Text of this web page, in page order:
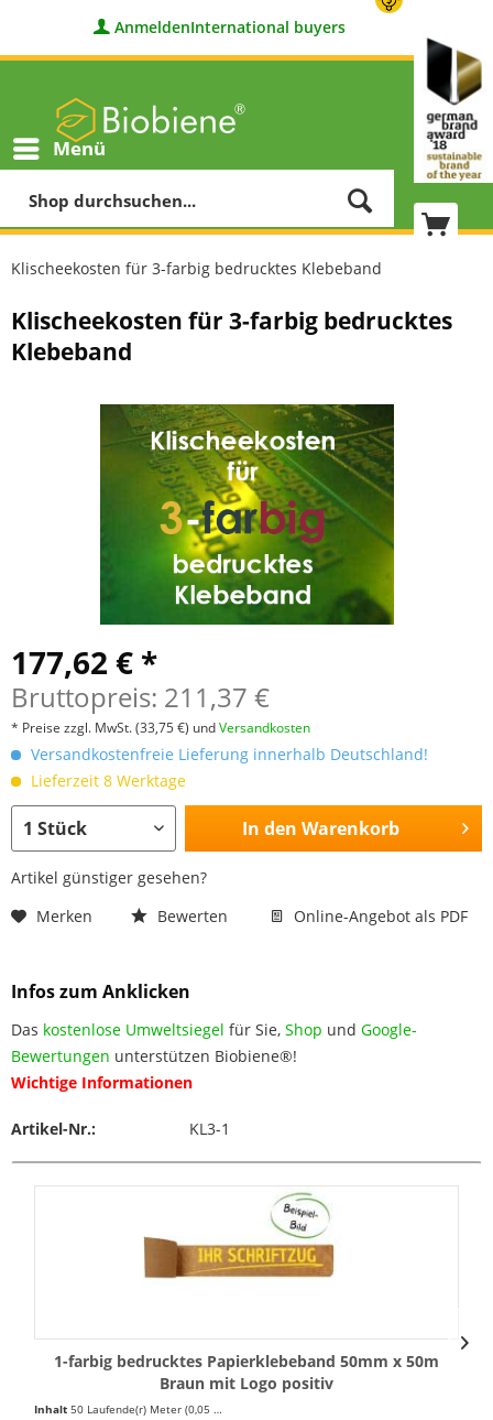
AnmeldenInternational buyers
Menü
Klischeekosten für 3-farbig bedrucktes Klebeband
Klischeekosten für 3-farbig bedrucktes
Klebeband
177,62 € *
Bruttopreis: 211,37 €
* Preise zzgl. MwSt.(33,75 €) undVersandkosten
Versandkostenfreie Lieferung innerhalb Deutschland!
Lieferzeit 8 Werktage
In den Warenkorb
Artikel günstiger gesehen?
Merken
Bewerten Online-Angebot als PDF
Infos zum Anklicken
Das kostenlose Umweltsiegel für Sie, Shop und Google-
Bewertungen unterstützen Biobiene®!
Wichtige Informationen
Artikel-Nr.: KL3-1
1-farbig bedrucktes Papierklebeband 50mm x 50m
Braun mit Logo positiv
Inhalt 50 Laufende(r) Meter (0,05 € * / 1 Laufende(r) Meter)